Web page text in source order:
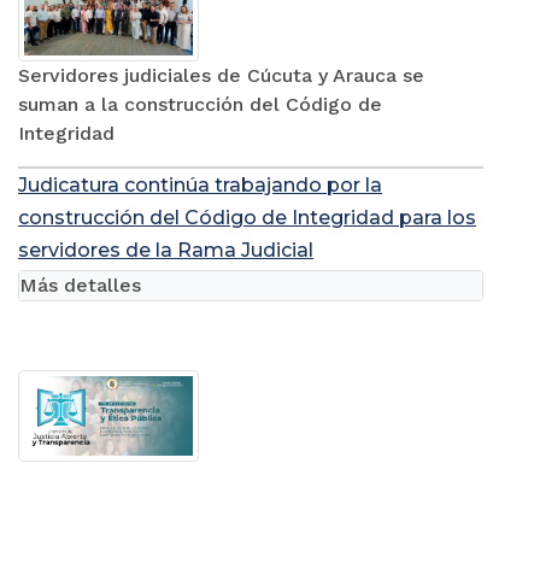
Servidores judiciales de Cúcuta y Arauca se
suman a la construcción del Código de
Integridad
Judicatura continúa trabajando por la
construcción del Código de Integridad para los
servidores de la Rama Judicial
Más detalles